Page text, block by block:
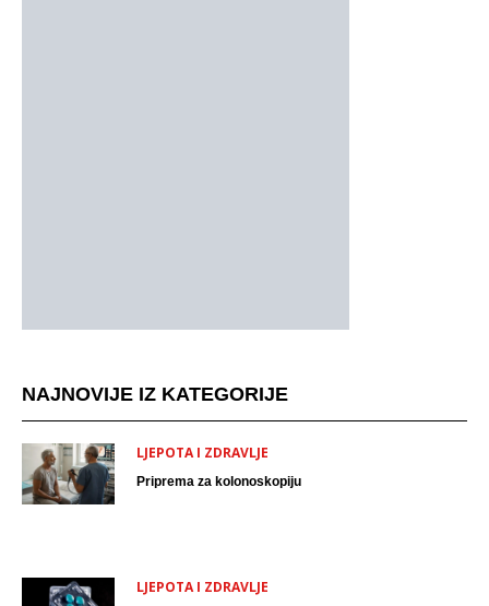
NAJNOVIJE IZ KATEGORIJE
LJEPOTA I ZDRAVLJE
Priprema za kolonoskopiju
LJEPOTA I ZDRAVLJE